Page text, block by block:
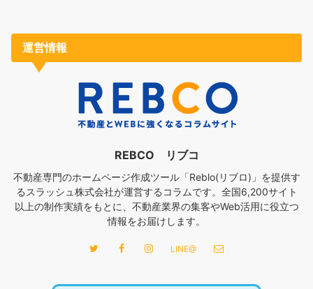
運営情報
REBCO リブコ
不動産専門のホームページ作成ツール「Reblo(リブロ)」を提供す
るスラッシュ株式会社が運営するコラムです。全国6,200サイト
以上の制作実績をもとに、不動産業界の集客やWeb活用に役立つ
情報をお届けします。
LINE@